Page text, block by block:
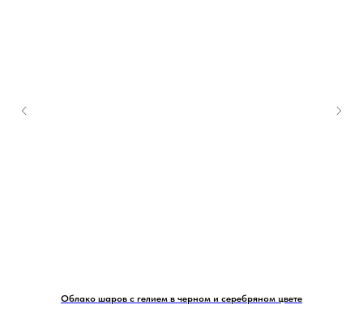
Облако шаров с гелием в черном и серебряном цвете